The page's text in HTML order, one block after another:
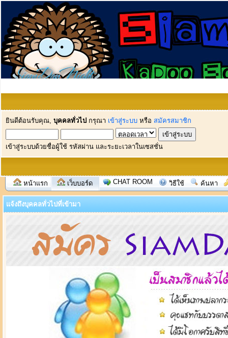
ยินดีต้อนรับคุณ, บุคคลทั่วไป กรุณา เข้าสู่ระบบ หรือ สมัครสมาชิก
เข้าสู่ระบบด้วยชื่อผู้ใช้ รหัสผ่าน และระยะเวลาในเซสชั่น
หน้าแรก เว็บบอร์ด CHAT ROOM วิธีใช้ ค้นหา
แจ้งถึงบุคคลทั่วไปที่เข้ามา